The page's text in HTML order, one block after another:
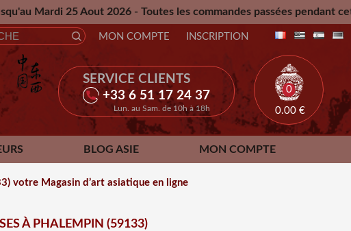
2026 - Toutes les commandes passées pendant cette période
SERVICE CLIENTS
+33 6 51 17 24 37
Lun. au Sam. de 10h à 18h
MON COMPTE INSCRIPTION
0
0.00 €
BLOG ASIE MON COMPTE
votre Magasin d’art asiatique en ligne
À PHALEMPIN (59133)